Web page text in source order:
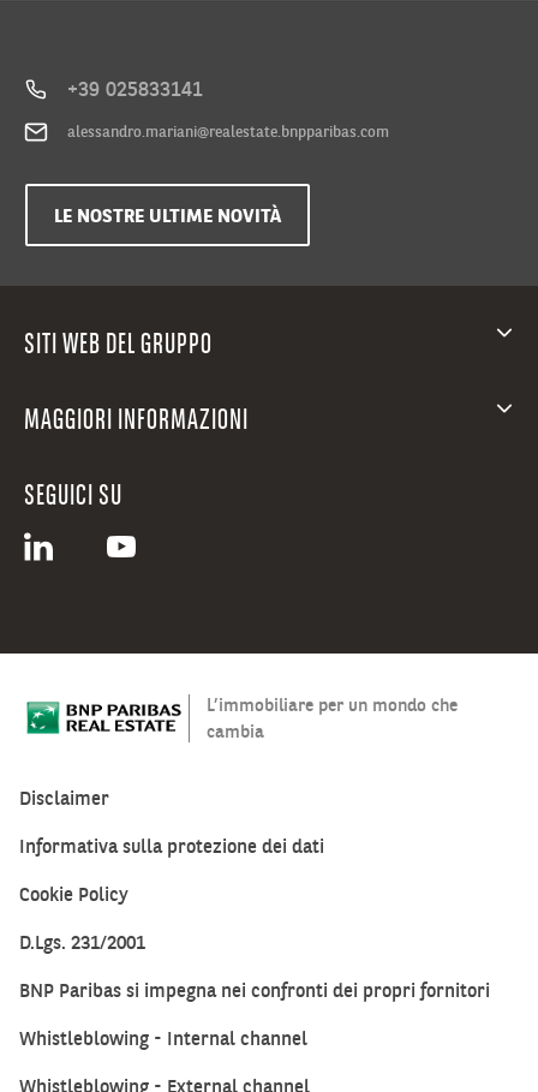
+39 025833141
alessandro.mariani@realestate.bnpparibas.com
LE NOSTRE ULTIME NOVITÀ
SITI WEB DEL GRUPPO
MAGGIORI INFORMAZIONI
SEGUICI SU
L’immobiliare per un mondo che
cambia
Disclaimer
Informativa sulla protezione dei dati
Cookie Policy
D.Lgs. 231/2001
BNP Paribas si impegna nei confronti dei propri fornitori
Whistleblowing - Internal channel
Whistleblowing - External channel